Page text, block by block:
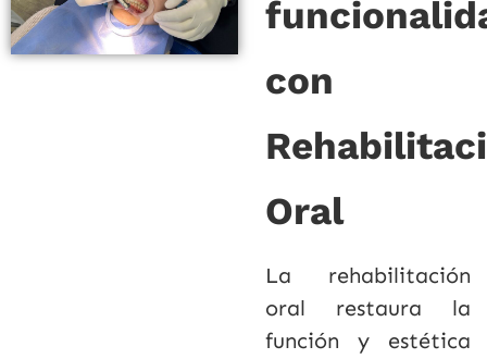
con
Oral
La rehabilitación
oral restaura la
función y estética